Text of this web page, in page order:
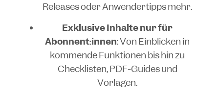
Releases oder Anwendertipps mehr.
Exklusive Inhalte nur für
Abonnent:innen: Von Einblicken in
kommende Funktionen bis hin zu
Checklisten, PDF-Guides und
Vorlagen.